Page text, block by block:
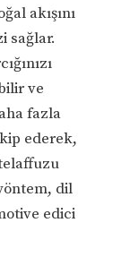
akışını
sağlar.
ve
fazla
ederek,
dil
edici